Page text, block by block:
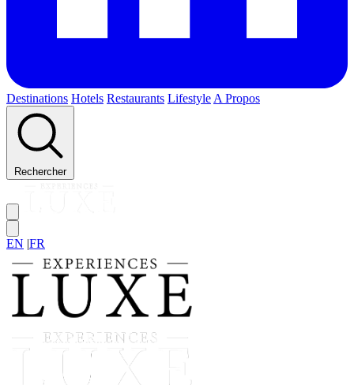
Destinations Hotels Restaurants Lifestyle A Propos
Rechercher
EN |FR